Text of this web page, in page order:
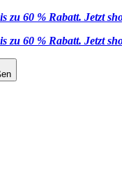
zu 60 % Rabatt. Jetzt
zu 60 % Rabatt. Jetzt